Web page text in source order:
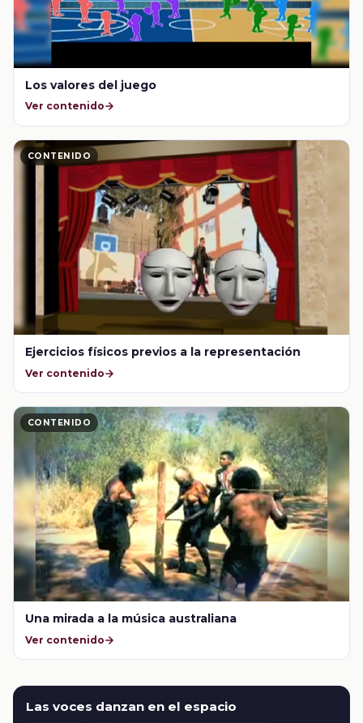
Los valores del juego
Ver contenido
CONTENIDO
Ejercicios físicos previos a la representación
Ver contenido
CONTENIDO
Una mirada a la música australiana
Ver contenido
Las voces danzan en el espacio